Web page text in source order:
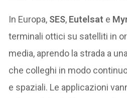
In Europa, SES, Eutelsat e
terminali ottici su satelliti in
media, aprendo la strada a
che colleghi in modo
e spaziali. Le applicazioni